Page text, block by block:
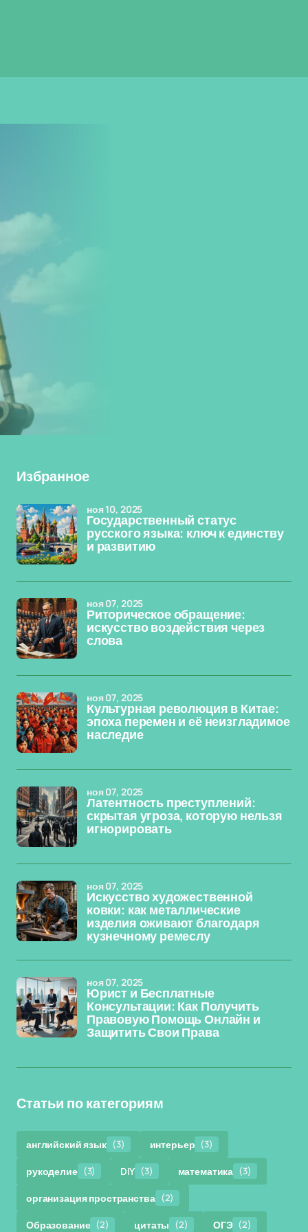
Избранное
Государственный статус
русского языка: ключ к единству
и развитию
ноя 10, 2025
Риторическое обращение:
искусство воздействия через
слова
ноя 07, 2025
Культурная революция в Китае:
эпоха перемен и её неизгладимое
наследие
ноя 07, 2025
Латентность преступлений:
скрытая угроза, которую нельзя
игнорировать
ноя 07, 2025
Искусство художественной
ковки: как металлические
изделия оживают благодаря
кузнечному ремеслу
ноя 07, 2025
Юрист и Бесплатные
Консультации: Как Получить
Правовую Помощь Онлайн и
Защитить Свои Права
ноя 07, 2025
Статьи по категориям
английский язык (3) интерьер (3)
рукоделие (3) DIY (3) математика (3)
организация пространства (2)
Образование (2) цитаты (2) ОГЭ (2)